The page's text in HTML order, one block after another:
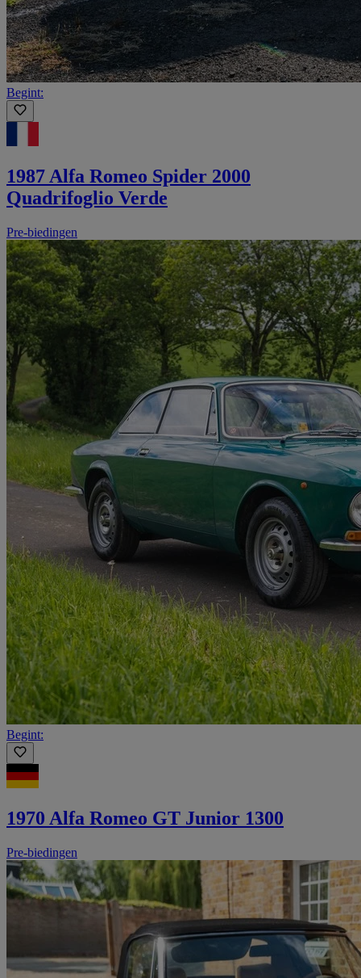
Begint:
1987 Alfa Romeo Spider 2000
Quadrifoglio Verde
Pre-biedingen
Begint:
1970 Alfa Romeo GT Junior 1300
Pre-biedingen